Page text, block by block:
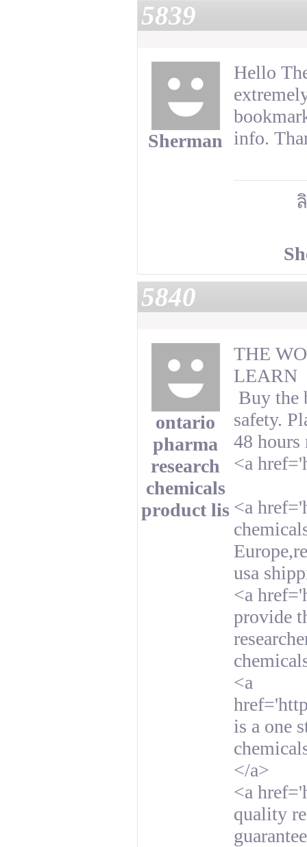
5839
Sherman
Hello
info.
5840
ontario
pharma
research
chemicals
product lis
THE
LEARN
Buy the
safety.
48
<a
<a
usa
<a
provide
<a
is a one
</a>
<a
quality